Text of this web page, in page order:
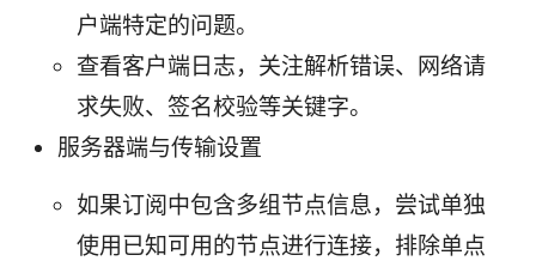
户端特定的问题。
查看客户端日志，关注解析错误、网络请
求失败、签名校验等关键字。
服务器端与传输设置
如果订阅中包含多组节点信息，尝试单独
使用已知可用的节点进行连接，排除单点